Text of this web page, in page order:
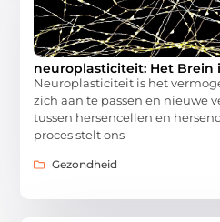
neuroplasticiteit: Het Brein
Neuroplasticiteit is het
zich aan te passen en nieuwe
tussen hersencellen en
proces stelt ons
Gezondheid